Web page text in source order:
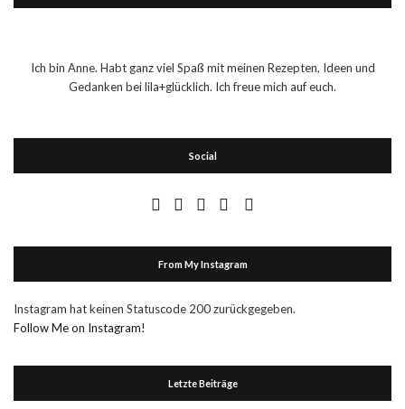
Ich bin Anne. Habt ganz viel Spaß mit meinen Rezepten, Ideen und
Gedanken bei lila+glücklich. Ich freue mich auf euch.
Social
From My Instagram
Instagram hat keinen Statuscode 200 zurückgegeben.
Follow Me on Instagram!
Letzte Beiträge